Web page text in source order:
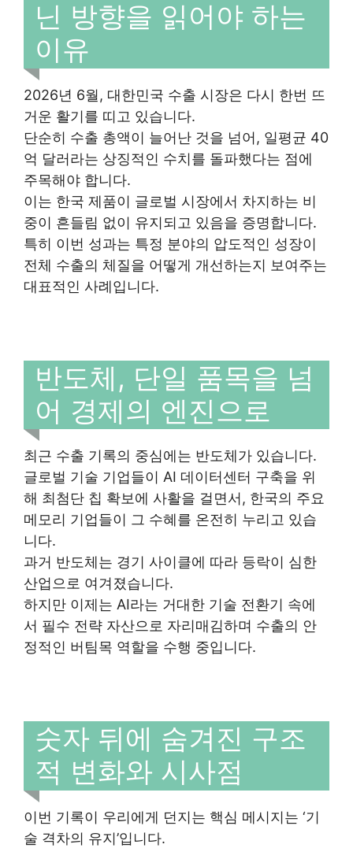
닌 방향을 읽어야 하는
이유
2026년 6월, 대한민국 수출 시장은 다시 한번 뜨
거운 활기를 띠고 있습니다.
단순히 수출 총액이 늘어난 것을 넘어, 일평균 40
억 달러라는 상징적인 수치를 돌파했다는 점에
주목해야 합니다.
이는 한국 제품이 글로벌 시장에서 차지하는 비
중이 흔들림 없이 유지되고 있음을 증명합니다.
특히 이번 성과는 특정 분야의 압도적인 성장이
전체 수출의 체질을 어떻게 개선하는지 보여주는
대표적인 사례입니다.
반도체, 단일 품목을 넘
어 경제의 엔진으로
최근 수출 기록의 중심에는 반도체가 있습니다.
글로벌 기술 기업들이 AI 데이터센터 구축을 위
해 최첨단 칩 확보에 사활을 걸면서, 한국의 주요
메모리 기업들이 그 수혜를 온전히 누리고 있습
니다.
과거 반도체는 경기 사이클에 따라 등락이 심한
산업으로 여겨졌습니다.
하지만 이제는 AI라는 거대한 기술 전환기 속에
서 필수 전략 자산으로 자리매김하며 수출의 안
정적인 버팀목 역할을 수행 중입니다.
숫자 뒤에 숨겨진 구조
적 변화와 시사점
이번 기록이 우리에게 던지는 핵심 메시지는 ‘기
술 격차의 유지’입니다.